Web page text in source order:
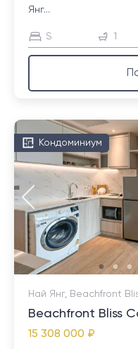
Янг...
S 1
Кондоминиум
Най Янг, Beachfront
Beachfront Bliss
15 308 000 ₽